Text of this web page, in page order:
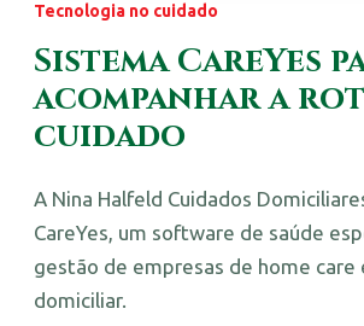
Tecnologia no cuidado
Sistema CareYes
acompanhar a
cuidado
A Nina Halfeld Cuidados
CareYes, um software de saúde
gestão de empresas de home care
domiciliar.